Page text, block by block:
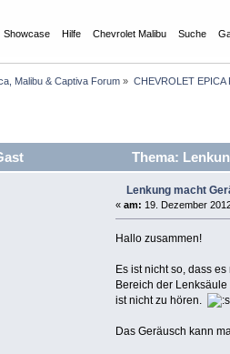
Showcase Hilfe Chevrolet Malibu Suche
Malibu & Captiva Forum » CHEVROLET EPICA
Thema:
Lenkung macht
« am: 19. Dezember
Hallo zusammen!
Es ist nicht so, dass
Bereich der
ist nicht zu hören.
Das Geräusch kann